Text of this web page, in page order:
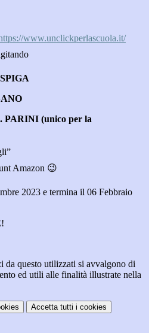
www.unclickperlascuola.it/
PARINI (unico per la
Amazon 😉
2023 e termina il 06 Febbraio
da questo utilizzati si avvalgono di
ed utili alle finalità illustrate nella
Accetta tutti i cookies